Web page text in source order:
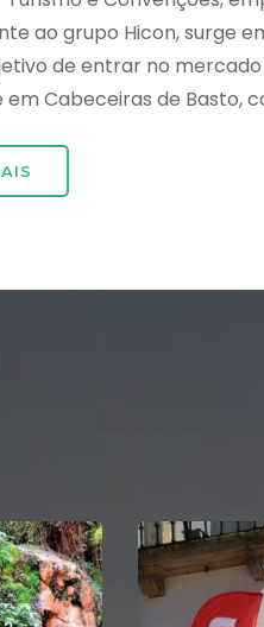
ao grupo Hicon, surge
de entrar no
em Cabeceiras de Basto,